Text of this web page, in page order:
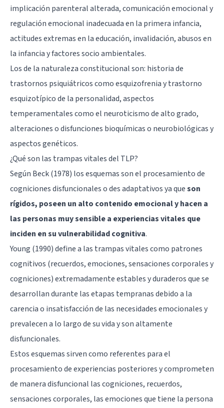
implicación parenteral alterada, comunicación emocional y
regulación emocional inadecuada en la primera infancia,
actitudes extremas en la educación, invalidación, abusos en
la infancia y factores socio ambientales.
Los de la naturaleza constitucional son: historia de
trastornos psiquiátricos como esquizofrenia y trastorno
esquizotípico de la personalidad, aspectos
temperamentales como el neuroticismo de alto grado,
alteraciones o disfunciones bioquímicas o neurobiológicas y
aspectos genéticos.
¿Qué son las trampas vitales del TLP?
Según Beck (1978) los esquemas son el procesamiento de
cogniciones disfuncionales o des adaptativos ya queson
rígidos, poseen un alto contenido emocional y hacen a
las personas muy sensible a experiencias vitales que
inciden en su vulnerabilidad cognitiva.
Young (1990) define a las trampas vitales como patrones
cognitivos (recuerdos, emociones, sensaciones corporales y
cogniciones) extremadamente estables y duraderos que se
desarrollan durante las etapas tempranas debido a la
carencia o insatisfacción de las necesidades emocionales y
prevalecen a lo largo de su vida y son altamente
disfuncionales.
Estos esquemas sirven como referentes para el
procesamiento de experiencias posteriores y comprometen
de manera disfuncional las cogniciones, recuerdos,
sensaciones corporales, las emociones que tiene la persona